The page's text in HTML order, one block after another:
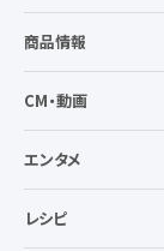
商品情報
CM・動画
エンタメ
レシピ